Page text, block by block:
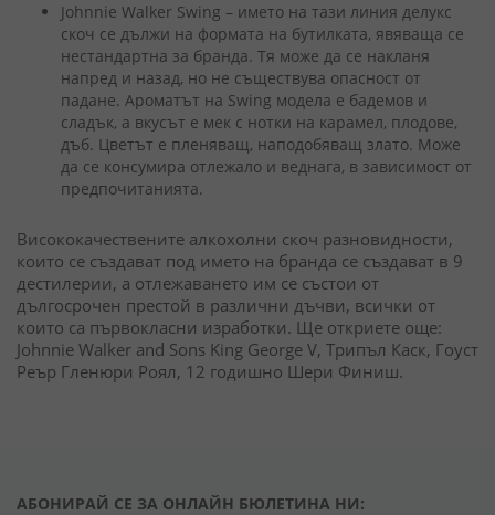
Johnnie Walker Swing – името на тази линия делукс
скоч се дължи на формата на бутилката, явяваща се
нестандартна за бранда. Тя може да се накланя
напред и назад, но не съществува опасност от
падане. Ароматът на Swing модела е бадемов и
сладък, а вкусът е мек с нотки на карамел, плодове,
дъб. Цветът е пленяващ, наподобяващ злато. Може
да се консумира отлежало и веднага, в зависимост от
предпочитанията.
Висококачествените алкохолни скоч разновидности,
които се създават под името на бранда се създават в 9
дестилерии, а отлежаването им се състои от
дългосрочен престой в различни дъчви, всички от
които са първокласни изработки. Ще откриете още:
Johnnie Walker and Sons King George V, Трипъл Каск, Гоуст
Реър Гленюри Роял, 12 годишно Шери Финиш.
АБОНИРАЙ СЕ ЗА ОНЛАЙН БЮЛЕТИНА НИ: